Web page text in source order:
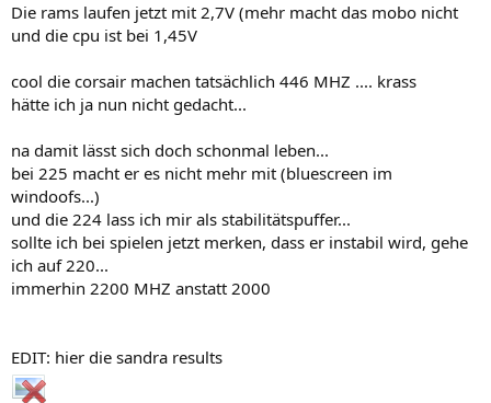
Die rams laufen jetzt mit 2,7V (mehr macht das mobo nicht
und die cpu ist bei 1,45V
cool die corsair machen tatsächlich 446 MHZ .... krass
hätte ich ja nun nicht gedacht...
na damit lässt sich doch schonmal leben...
bei 225 macht er es nicht mehr mit (bluescreen im
windoofs...)
und die 224 lass ich mir als stabilitätspuffer...
sollte ich bei spielen jetzt merken, dass er instabil wird, gehe
ich auf 220...
immerhin 2200 MHZ anstatt 2000
EDIT: hier die sandra results